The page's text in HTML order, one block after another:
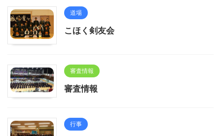
道場
こほく剣友会
審査情報
審査情報
行事